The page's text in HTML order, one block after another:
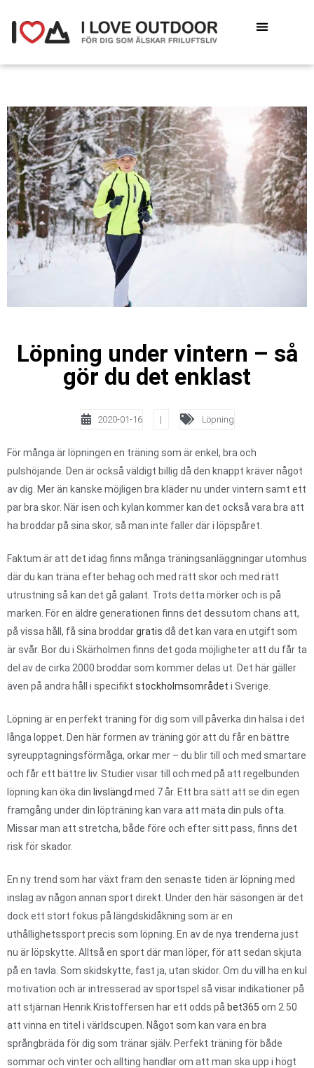
Löpning under vintern – så
gör du det enklast
2020-01-16 | Löpning
För många är löpningen en träning som är enkel, bra och
pulshöjande. Den är också väldigt billig då den knappt kräver något
av dig. Mer än kanske möjligen bra kläder nu under vintern samt ett
par bra skor. När isen och kylan kommer kan det också vara bra att
ha broddar på sina skor, så man inte faller där i löpspåret.
Faktum är att det idag finns många träningsanläggningar utomhus
där du kan träna efter behag och med rätt skor och med rätt
utrustning så kan det gå galant. Trots detta mörker och is på
marken. För en äldre generationen finns det dessutom chans att,
på vissa håll, få sina broddargratis då det kan vara en utgift som
är svår. Bor du i Skärholmen finns det goda möjligheter att du får ta
del av de cirka 2000 broddar som kommer delas ut. Det här gäller
även på andra håll i specifikt stockholmsområdet i Sverige.
Löpning är en perfekt träning för dig som vill påverka din hälsa i det
långa loppet. Den här formen av träning gör att du får en bättre
syreupptagningsförmåga, orkar mer – du blir till och med smartare
och får ett bättre liv. Studier visar till och med på att regelbunden
löpning kan öka din livslängd med 7 år. Ett bra sätt att se din egen
framgång under din löpträning kan vara att mäta din puls ofta.
Missar man att stretcha, både före och efter sitt pass, finns det
risk för skador.
En ny trend som har växt fram den senaste tiden är löpning med
inslag av någon annan sport direkt. Under den här säsongen är det
dock ett stort fokus på längdskidåkning som är en
uthållighetssport precis som löpning. En av de nya trenderna just
nu är löpskytte. Alltså en sport där man löper, för att sedan skjuta
på en tavla. Som skidskytte, fast ja, utan skidor. Om du vill ha en kul
motivation och är intresserad av sportspel så visar indikationer på
att stjärnan Henrik Kristoffersen har ett odds på bet365 om 2.50
att vinna en titel i världscupen. Något som kan vara en bra
språngbräda för dig som tränar själv. Perfekt träning för både
sommar och vinter och allting handlar om att man ska upp i högt